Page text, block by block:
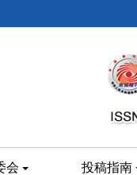
会 投稿指南